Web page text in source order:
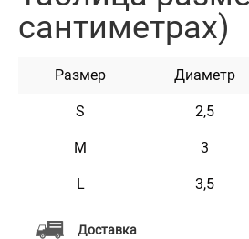
Доставка
Все наши адресники проходят
образом, чтобы предотвратить
Вашего питомца.
Для нанесения гравировки мы
добиться качественного
Вами надписи. Нанесенная
сантиметрах)
Размер Диаметр
S 2,5
M 3
L 3,5